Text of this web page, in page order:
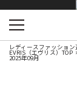
レディースファッショ
EVRIS（エヴリス）TOP
2025年09月